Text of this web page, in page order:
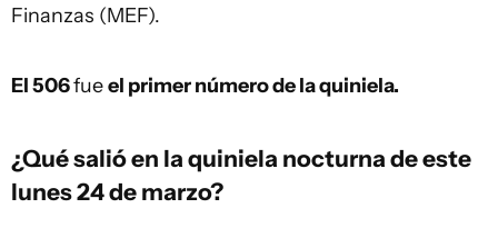
Finanzas (MEF).
El 506fueel primer número de la quiniela.
¿Qué salió en laquiniela nocturna de este
lunes 24 de marzo?